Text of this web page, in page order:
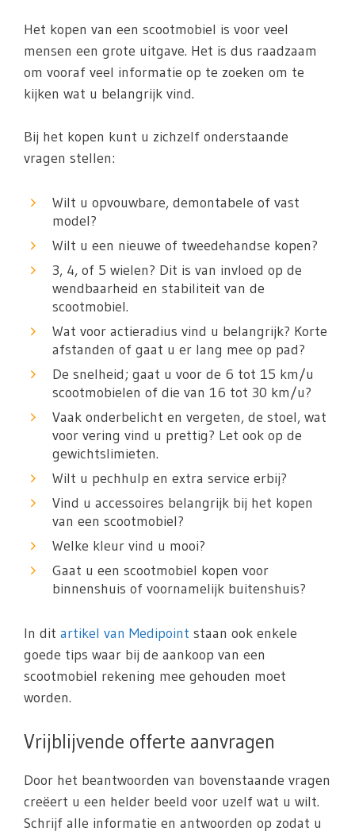
Het kopen van een scootmobiel is voor veel
mensen een grote uitgave. Het is dus raadzaam
om vooraf veel informatie op te zoeken om te
kijken wat u belangrijk vind.
Bij het kopen kunt u zichzelf onderstaande
vragen stellen:
Wilt u opvouwbare, demontabele of vast
model?
Wilt u een nieuwe of tweedehandse kopen?
3, 4, of 5 wielen? Dit is van invloed op de
wendbaarheid en stabiliteit van de
scootmobiel.
Wat voor actieradius vind u belangrijk? Korte
afstanden of gaat u er lang mee op pad?
De snelheid; gaat u voor de 6 tot 15 km/u
scootmobielen of die van 16 tot 30 km/u?
Vaak onderbelicht en vergeten, de stoel, wat
voor vering vind u prettig? Let ook op de
gewichtslimieten.
Wilt u pechhulp en extra service erbij?
Vind u accessoires belangrijk bij het kopen
van een scootmobiel?
Welke kleur vind u mooi?
Gaat u een scootmobiel kopen voor
binnenshuis of voornamelijk buitenshuis?
In dit artikel van Medipoint staan ook enkele
goede tips waar bij de aankoop van een
scootmobiel rekening mee gehouden moet
worden.
Vrijblijvende offerte aanvragen
Door het beantwoorden van bovenstaande vragen
creëert u een helder beeld voor uzelf wat u wilt.
Schrijf alle informatie en antwoorden op zodat u